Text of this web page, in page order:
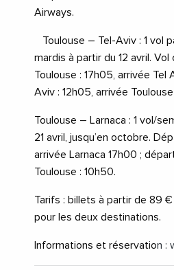
Airways.
Toulouse – Tel-Aviv : 1 vol
mardis à partir du 12 avril. Vol
Toulouse : 17h05, arrivée Tel
Aviv : 12h05, arrivée
Toulouse – Larnaca : 1 vol/
21 avril, jusqu’en octobre.
arrivée Larnaca 17h00 ;
Toulouse : 10h50.
Tarifs : billets à partir de 89 €
pour les deux destinations.
Informations et réservation :